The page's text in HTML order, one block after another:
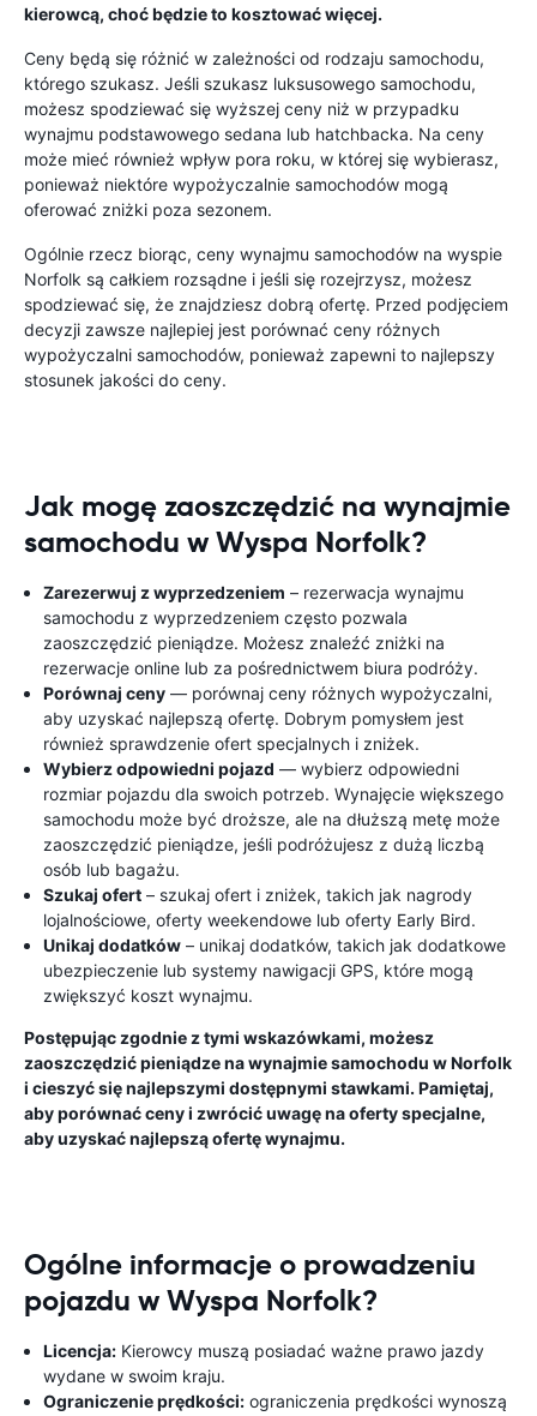
kierowcą, choć będzie to kosztować więcej.
Ceny będą się różnić w zależności od rodzaju samochodu,
którego szukasz. Jeśli szukasz luksusowego samochodu,
możesz spodziewać się wyższej ceny niż w przypadku
wynajmu podstawowego sedana lub hatchbacka. Na ceny
może mieć również wpływ pora roku, w której się wybierasz,
ponieważ niektóre wypożyczalnie samochodów mogą
oferować zniżki poza sezonem.
Ogólnie rzecz biorąc, ceny wynajmu samochodów na wyspie
Norfolk są całkiem rozsądne i jeśli się rozejrzysz, możesz
spodziewać się, że znajdziesz dobrą ofertę. Przed podjęciem
decyzji zawsze najlepiej jest porównać ceny różnych
wypożyczalni samochodów, ponieważ zapewni to najlepszy
stosunek jakości do ceny.
Jak mogę zaoszczędzić na wynajmie
samochodu w Wyspa Norfolk?
Zarezerwuj z wyprzedzeniem – rezerwacja wynajmu
samochodu z wyprzedzeniem często pozwala
zaoszczędzić pieniądze. Możesz znaleźć zniżki na
rezerwacje online lub za pośrednictwem biura podróży.
Porównaj ceny — porównaj ceny różnych wypożyczalni,
aby uzyskać najlepszą ofertę. Dobrym pomysłem jest
również sprawdzenie ofert specjalnych i zniżek.
Wybierz odpowiedni pojazd — wybierz odpowiedni
rozmiar pojazdu dla swoich potrzeb. Wynajęcie większego
samochodu może być droższe, ale na dłuższą metę może
zaoszczędzić pieniądze, jeśli podróżujesz z dużą liczbą
osób lub bagażu.
Szukaj ofert – szukaj ofert i zniżek, takich jak nagrody
lojalnościowe, oferty weekendowe lub oferty Early Bird.
Unikaj dodatków – unikaj dodatków, takich jak dodatkowe
ubezpieczenie lub systemy nawigacji GPS, które mogą
zwiększyć koszt wynajmu.
Postępując zgodnie z tymi wskazówkami, możesz
zaoszczędzić pieniądze na wynajmie samochodu w Norfolk
i cieszyć się najlepszymi dostępnymi stawkami. Pamiętaj,
aby porównać ceny i zwrócić uwagę na oferty specjalne,
aby uzyskać najlepszą ofertę wynajmu.
Ogólne informacje o prowadzeniu
pojazdu w Wyspa Norfolk?
Licencja: Kierowcy muszą posiadać ważne prawo jazdy
wydane w swoim kraju.
Ograniczenie prędkości: ograniczenia prędkości wynoszą